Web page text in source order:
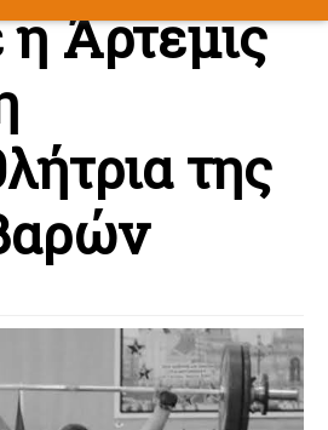
Άρτεμις
της